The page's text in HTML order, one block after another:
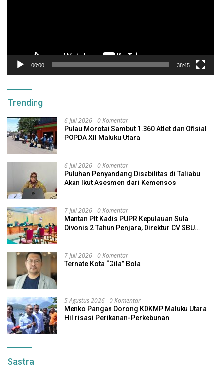
00:00 38:45
Trending
6 Juli 2026 0 Komentar
Pulau Morotai Sambut 1.360 Atlet dan Ofisial
POPDA XII Maluku Utara
6 Juli 2026 0 Komentar
Puluhan Penyandang Disabilitas di Taliabu
Akan Ikut Asesmen dari Kemensos
7 Juli 2026 0 Komentar
Mantan Plt Kadis PUPR Kepulauan Sula
Divonis 2 Tahun Penjara, Direktur CV SBU
7 Juli 2026 0 Komentar
Ternate Kota “Gila” Bola
5 Agustus 2026 0 Komentar
Menko Pangan Dorong KDKMP Maluku Utara
Hilirisasi Perikanan-Perkebunan
Sastra